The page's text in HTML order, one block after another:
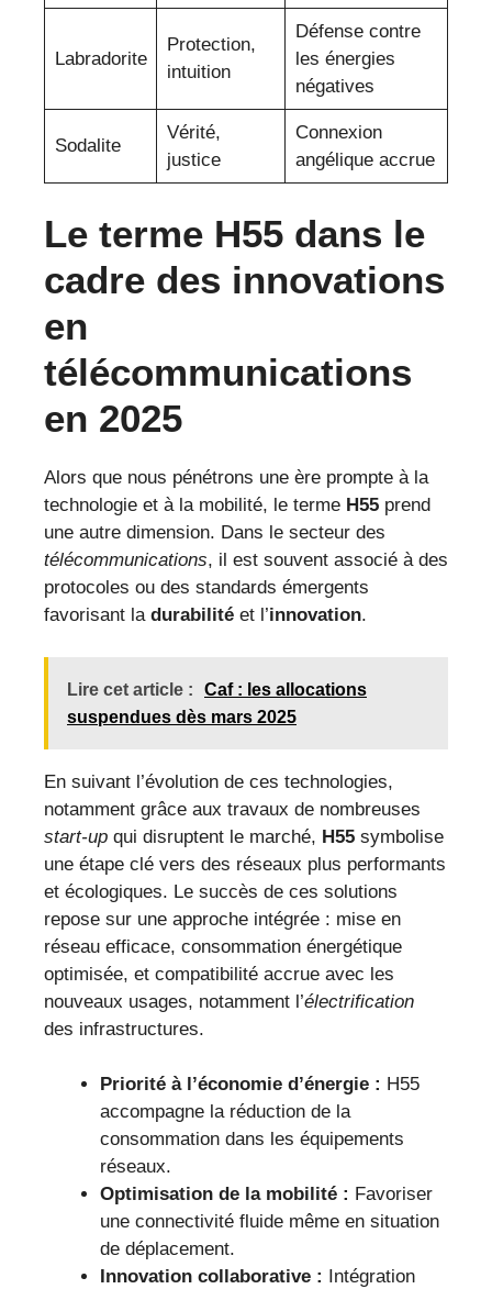
Labradorite
Protection,
intuition
Défense contre
les énergies
négatives
Sodalite
Vérité,
justice
Connexion
angélique accrue
Le terme H55 dans le
cadre des innovations
en
télécommunications
en 2025
Alors que nous pénétrons une ère prompte à la
technologie et à la mobilité, le terme H55 prend
une autre dimension. Dans le secteur des
télécommunications, il est souvent associé à des
protocoles ou des standards émergents
favorisant la durabilité et l’innovation.
Lire cet article :
Caf : les allocations
suspendues dès mars 2025
En suivant l’évolution de ces technologies,
notamment grâce aux travaux de nombreuses
start-up qui disruptent le marché, H55 symbolise
une étape clé vers des réseaux plus performants
et écologiques. Le succès de ces solutions
repose sur une approche intégrée : mise en
réseau efficace, consommation énergétique
optimisée, et compatibilité accrue avec les
nouveaux usages, notamment l’électrification
des infrastructures.
Priorité à l’économie d’énergie : H55
accompagne la réduction de la
consommation dans les équipements
réseaux.
Optimisation de la mobilité : Favoriser
une connectivité fluide même en situation
de déplacement.
Innovation collaborative :
Intégration